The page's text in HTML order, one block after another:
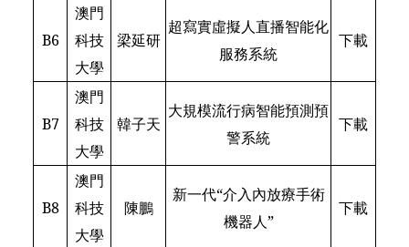
B6
澳門
科技
大學
梁延研
超寫實虛擬人直播智能化
服務系統
下載
B7
澳門
科技
大學
韓子天
大規模流行病智能預測預
警系統
下載
B8
澳門
科技
大學
陳鵬
新一代“介入內放療手術
機器人”
下載